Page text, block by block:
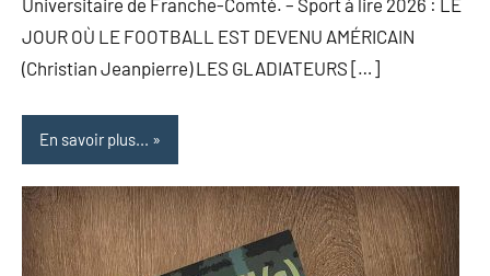
JOUR OÙ LE FOOTBALL EST DEVENU AMÉRICAIN
(Christian Jeanpierre) LES GLADIATEURS […]
En savoir plus...